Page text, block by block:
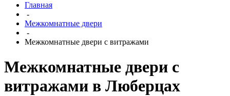
Главная
-
Межкомнатные двери
-
Межкомнатные двери с витражами
Межкомнатные двери с
витражами в Люберцах